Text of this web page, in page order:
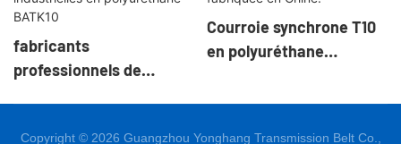
fabricants
professionnels de
Courroie synchrone T10
en polyuréthane
Chine.
Copyright © 2026 Guangzhou Yonghang Transmission Belt Co.,